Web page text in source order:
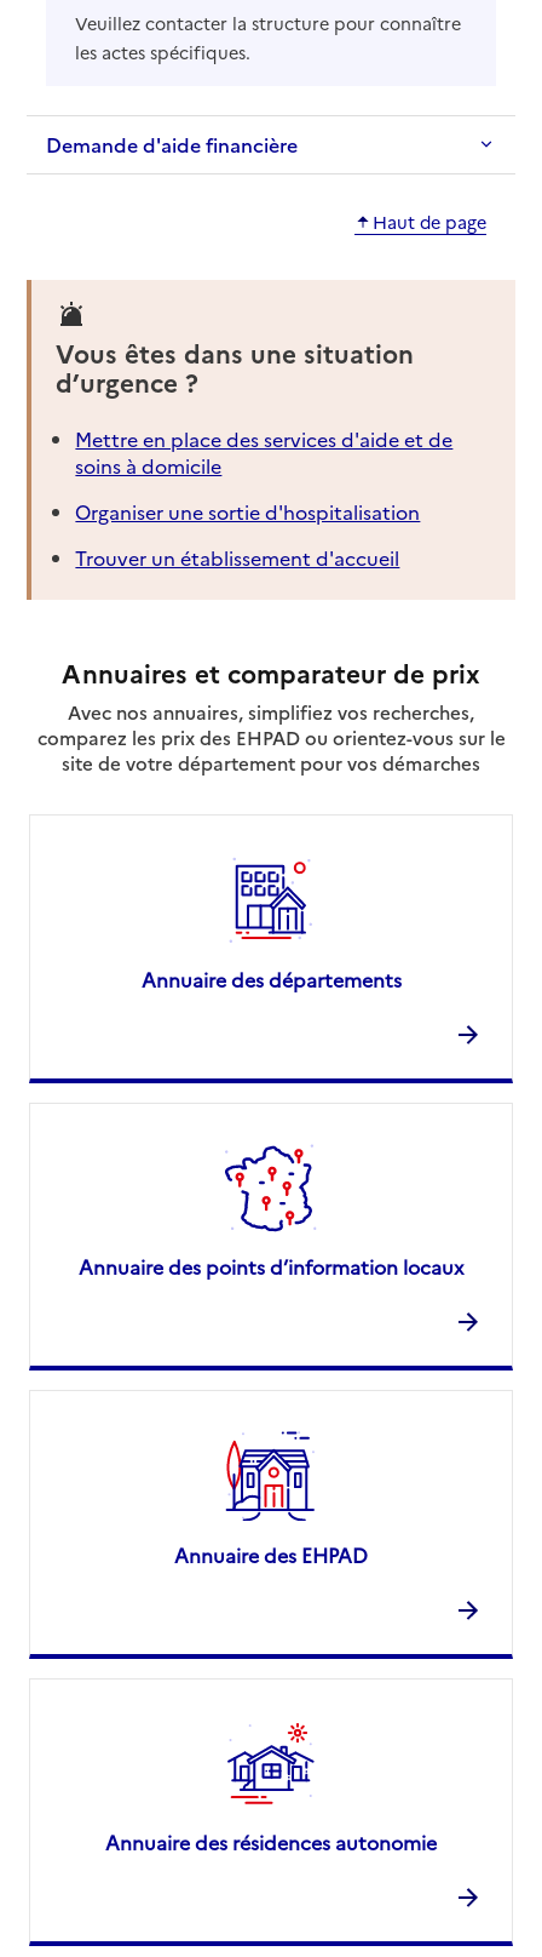
Veuillez contacter la structure pour connaître
les actes spécifiques.
Demande d'aide financière
Haut de page
Vous êtes dans une situation
d’urgence ?
Mettre en place des services d'aide et de
soins à domicile
Organiser une sortie d'hospitalisation
Trouver un établissement d'accueil
Annuaires et comparateur de prix
Avec nos annuaires, simplifiez vos recherches,
comparez les prix des EHPAD ou orientez-vous sur le
site de votre département pour vos démarches
Annuaire des départements
Annuaire des points d’information locaux
Annuaire des EHPAD
Annuaire des résidences autonomie